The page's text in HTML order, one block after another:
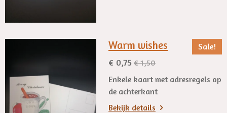
Sale!
Warm wishes
€ 0,75 € 1,50
Enkele kaart met adresregels op
de achterkant
Bekijk details